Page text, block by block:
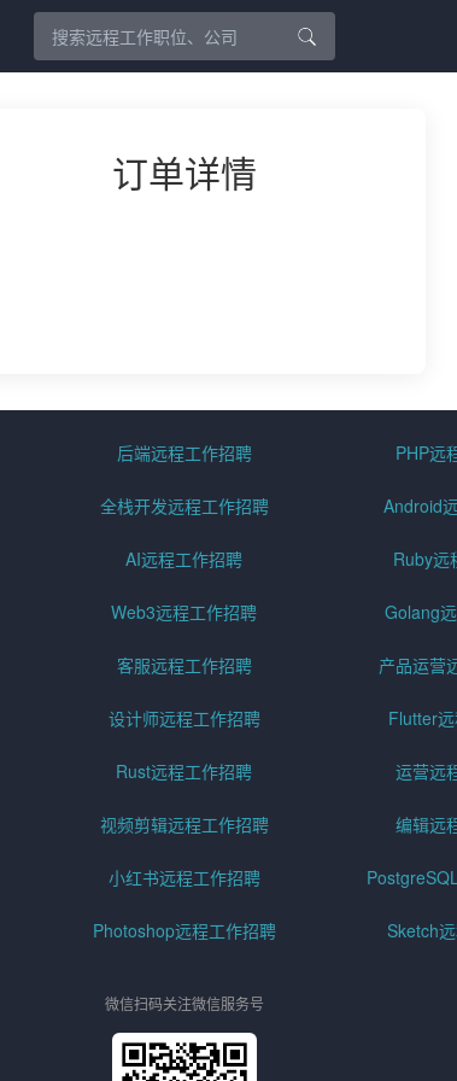
订单详情
后端远程工作招聘 PHP远
全栈开发远程工作招聘 Android
AI远程工作招聘 Ruby远
Web3远程工作招聘 Golang
客服远程工作招聘 产品运营
设计师远程工作招聘 Flutter
Rust远程工作招聘 运营远
视频剪辑远程工作招聘 编辑远
小红书远程工作招聘
Photoshop远程工作招聘 Sketch
微信扫码关注微信服务号